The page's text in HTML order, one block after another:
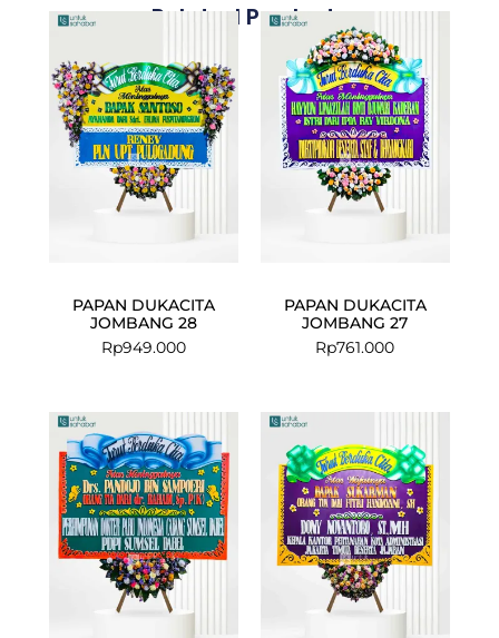
Related Products
PAPAN DUKACITA
JOMBANG 28
Rp949.000
PAPAN DUKACITA
JOMBANG 27
Rp761.000